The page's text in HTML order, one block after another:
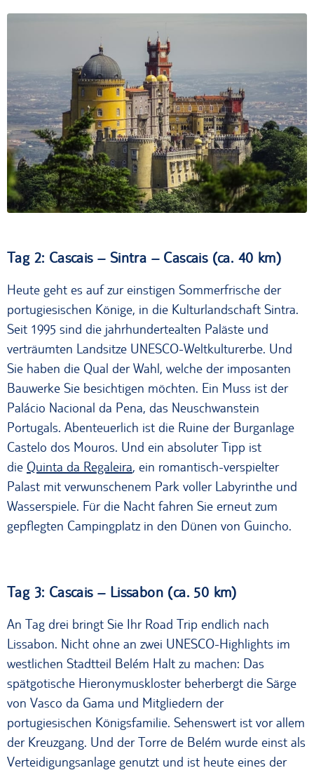
Palacio Nacional da Pena in Sintra
Tag 2: Cascais – Sintra – Cascais (ca. 40 km)
Heute geht es auf zur einstigen Sommerfrische der
portugiesischen Könige, in die Kulturlandschaft Sintra.
Seit 1995 sind die jahrhundertealten Paläste und
verträumten Landsitze UNESCO-Weltkulturerbe. Und
Sie haben die Qual der Wahl, welche der imposanten
Bauwerke Sie besichtigen möchten. Ein Muss ist der
Palácio Nacional da Pena, das Neuschwanstein
Portugals. Abenteuerlich ist die Ruine der Burganlage
Castelo dos Mouros. Und ein absoluter Tipp ist
die Quinta da Regaleira, ein romantisch-verspielter
Palast mit verwunschenem Park voller Labyrinthe und
Wasserspiele. Für die Nacht fahren Sie erneut zum
gepflegten Campingplatz in den Dünen von Guincho.
Tag 3: Cascais – Lissabon (ca. 50 km)
An Tag drei bringt Sie Ihr Road Trip endlich nach
Lissabon. Nicht ohne an zwei UNESCO-Highlights im
westlichen Stadtteil Belém Halt zu machen: Das
spätgotische Hieronymuskloster beherbergt die Särge
von Vasco da Gama und Mitgliedern der
portugiesischen Königsfamilie. Sehenswert ist vor allem
der Kreuzgang. Und der Torre de Belém wurde einst als
Verteidigungsanlage genutzt und ist heute eines der